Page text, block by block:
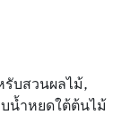
รับสวนผลไม้,
บน้ำหยดใต้ต้นไม้